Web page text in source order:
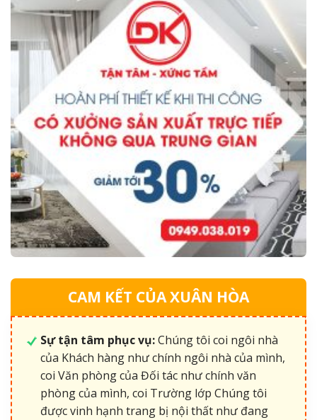
CAM KẾT CỦA XUÂN HÒA
Sự tận tâm phục vụ:Chúng tôi coi ngôi nhà
của Khách hàng như chính ngôi nhà của mình,
coi Văn phòng của Đối tác như chính văn
phòng của mình, coi Trường lớp Chúng tôi
được vinh hạnh trang bị nội thất như đang